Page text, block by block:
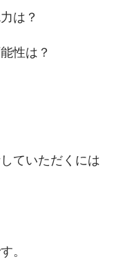
は？
性は？
ていただくには
。